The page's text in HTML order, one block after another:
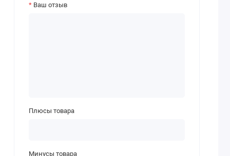
Ваш отзыв
Плюсы товара
Минусы товара